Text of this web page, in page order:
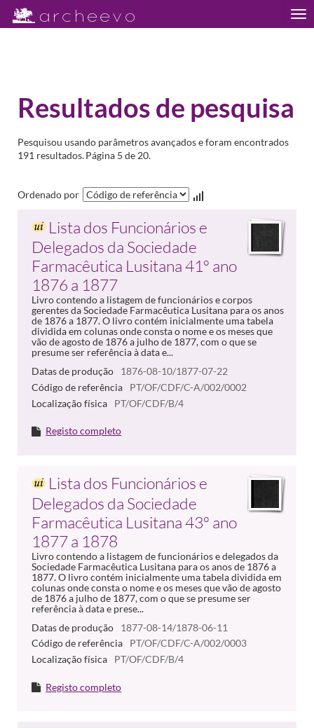
Resultados de pesquisa
Pesquisou usando parâmetros avançados e foram encontrados
191 resultados.Página 5 de 20.
Ordenado por
Lista dos Funcionários e
Delegados da Sociedade
Farmacêutica Lusitana 41º ano
1876 a 1877
Livro contendo a listagem de funcionários e corpos
gerentes da Sociedade Farmacêutica Lusitana para os anos
de 1876 a 1877. O livro contém inicialmente uma tabela
dividida em colunas onde consta o nome e os meses que
vão de agosto de 1876 a julho de 1877, com o que se
presume ser referência à data e...
Datas de produção
1876-08-10/1877-07-22
Código de referência
PT/OF/CDF/C-A/002/0002
Localização física
PT/OF/CDF/B/4
Registo completo
Lista dos Funcionários e
Delegados da Sociedade
Farmacêutica Lusitana 43º ano
1877 a 1878
Livro contendo a listagem de funcionários e delegados da
Sociedade Farmacêutica Lusitana para os anos de 1876 a
1877. O livro contém inicialmente uma tabela dividida em
colunas onde consta o nome e os meses que vão de agosto
de 1876 a julho de 1877, com o que se presume ser
referência à data e prese...
Datas de produção
1877-08-14/1878-06-11
Código de referência
PT/OF/CDF/C-A/002/0003
Localização física
PT/OF/CDF/B/4
Registo completo